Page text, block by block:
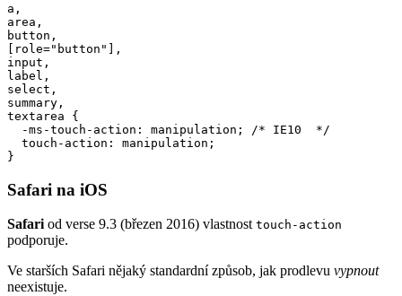
a,
area,
button,
[role="button"],
input,
label,
select,
summary,
textarea {
  -ms-touch-action: manipulation; /* IE10  */
  touch-action: manipulation;
}
Safari na iOS
Safari od verse 9.3 (březen 2016) vlastnost touch-action
podporuje.
Ve starších Safari nějaký standardní způsob, jak prodlevu vypnout
neexistuje.